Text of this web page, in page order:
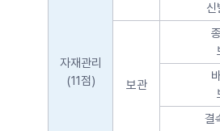
자재관리
(11점)
신
보관
결